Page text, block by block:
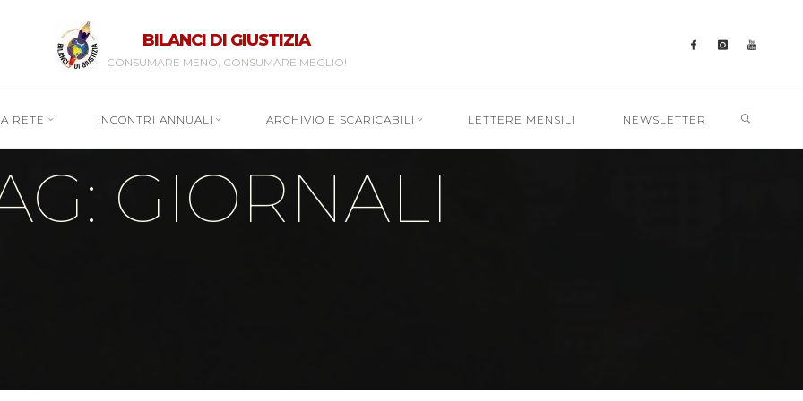
BILANCI DI GIUSTIZIA
CONSUMARE MENO, CONSUMARE MEGLIO!
RETE INCONTRI ANNUALI ARCHIVIO E SCARICABILI LETTERE MENSILI NEWSLETTER
GIORNALI